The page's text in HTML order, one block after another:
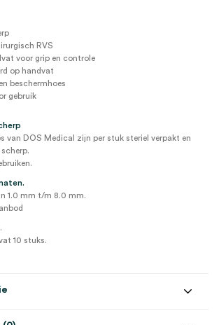
RVS
voor grip en controle
op handvat
beschermhoes
gebruik
van DOS Medical zijn per stuk steriel verpakt en
1.0 mm t/m 8.0 mm.
10 stuks.